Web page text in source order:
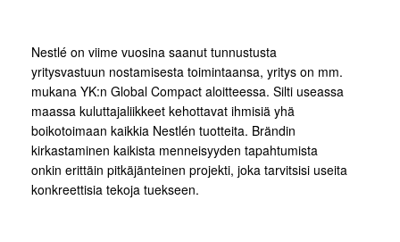
Nestlé on viime vuosina saanut tunnustusta
yritysvastuun nostamisesta toimintaansa, yritys on mm.
mukana YK:n Global Compact aloitteessa. Silti useassa
maassa kuluttajaliikkeet kehottavat ihmisiä yhä
boikotoimaan kaikkia Nestlén tuotteita. Brändin
kirkastaminen kaikista menneisyyden tapahtumista
onkin erittäin pitkäjänteinen projekti, joka tarvitsisi useita
konkreettisia tekoja tuekseen.